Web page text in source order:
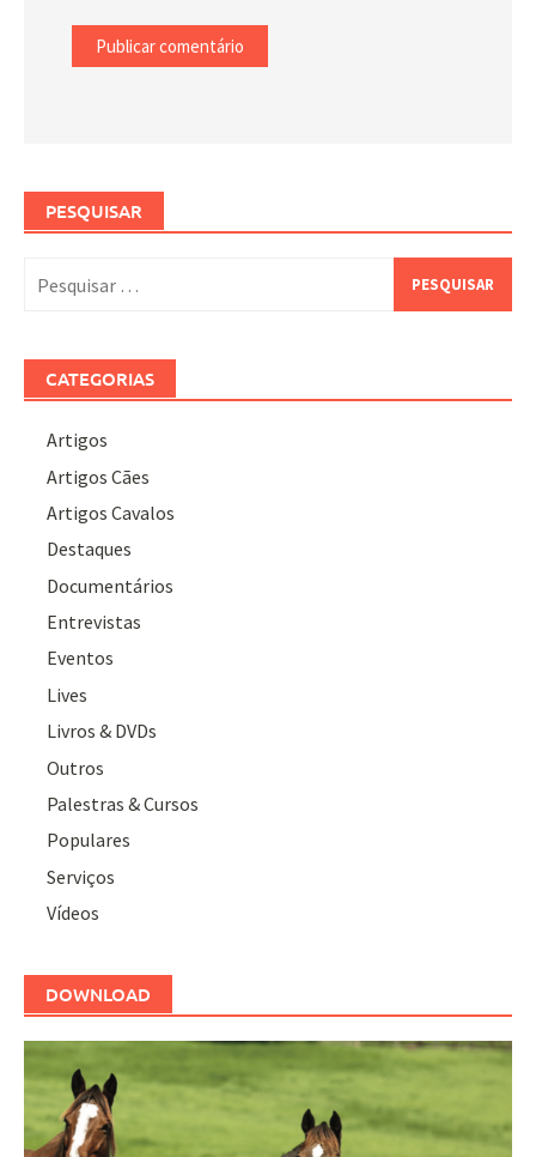
PESQUISAR
por:
CATEGORIAS
Artigos
Artigos Cães
Artigos Cavalos
Destaques
Documentários
Entrevistas
Eventos
Lives
Livros & DVDs
Outros
Palestras & Cursos
Populares
Serviços
Vídeos
DOWNLOAD